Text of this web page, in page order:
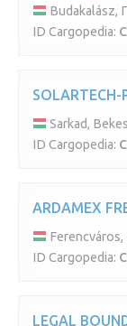
Budakalász,
ID Cargopedia:
SOLARTECH-
Sarkad,
ID Cargopedia:
ARDAMEX
Ferencváros,
ID Cargopedia:
LEGAL